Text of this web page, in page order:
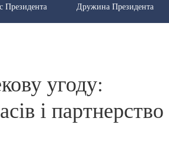
Президента Дружина Президента
угоду:
і партнерство